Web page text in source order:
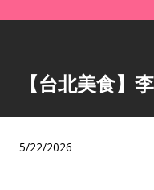
【台北美食】
5/22/2026